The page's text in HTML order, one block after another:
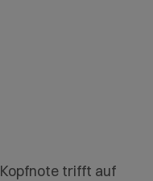
trifft auf